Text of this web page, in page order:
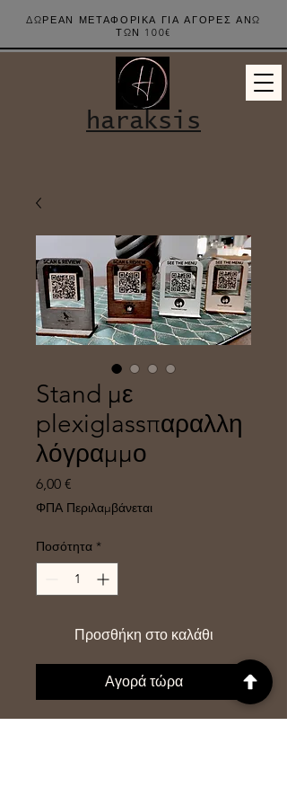
ΔΩΡΕΑΝ ΜΕΤΑΦΟΡΙΚΑ ΓΙΑ ΑΓΟΡΕΣ ΑΝΩ
ΤΩΝ 100€
haraksis
Stand με
plexiglassπαραλλη
λόγραμμο
6,00 €
ΦΠΑ Περιλαμβάνεται
Ποσότητα *
Προσθήκη στο καλάθι
Αγορά τώρα